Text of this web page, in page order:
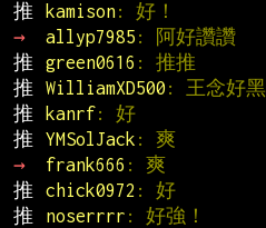
推
kamison: 好！
→
allyp7985 : 阿好讚讚
推
green0616 : 推推
推
WilliamXD500 : 王念好黑
推
kanrf: 好
推
YMSolJack : 爽
→
frank666 : 爽
推
chick0972 : 好
推
noserrrr : 好強！